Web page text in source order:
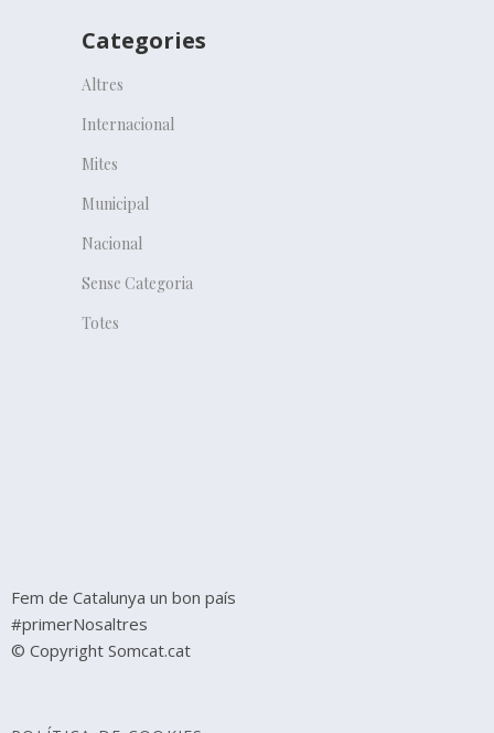
Categories
Altres
Internacional
Mites
Municipal
Nacional
Sense Categoria
Totes
Fem de Catalunya un bon país
#primerNosaltres
© Copyright Somcat.cat